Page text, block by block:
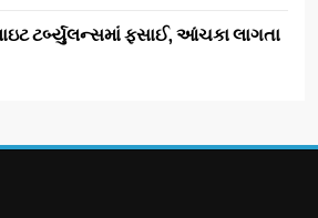
ટર્બ્યુલન્સમાં ફસાઈ, આંચકા લાગતા